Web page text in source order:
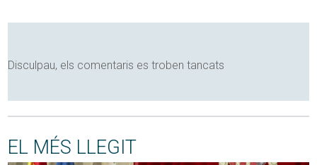
Disculpau, els comentaris es troben tancats
EL MÉS LLEGIT